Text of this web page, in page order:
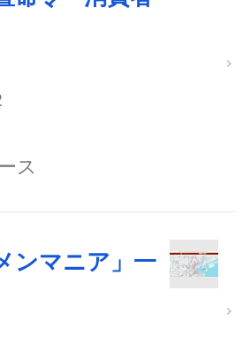
ス
ンマニア」一